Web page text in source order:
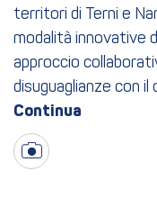
territori di Terni e
modalità innovative
approccio
disuguaglianze con